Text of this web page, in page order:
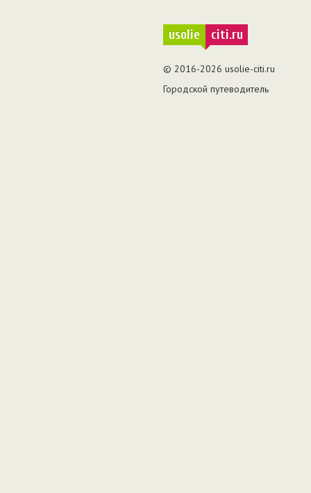
usolie citi.ru
© 2016-2026 usolie-citi.ru
Городской путеводитель